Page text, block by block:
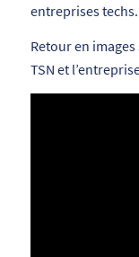
entreprises techs.
Retour en
TSN et